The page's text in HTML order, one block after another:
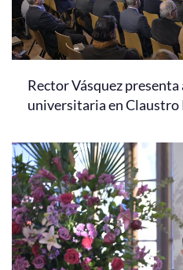
Rector Vásquez presenta
universitaria en Claustro